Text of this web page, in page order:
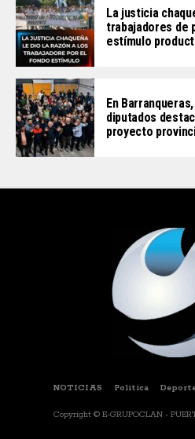
La justicia
trabajadores de
estímulo
En
diputados
proyecto
NOTICIAS Politica
Copyright © E-GRUPOCLAN -